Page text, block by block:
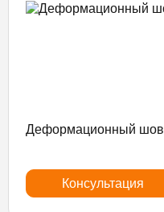
Деформационный шов
Консультация